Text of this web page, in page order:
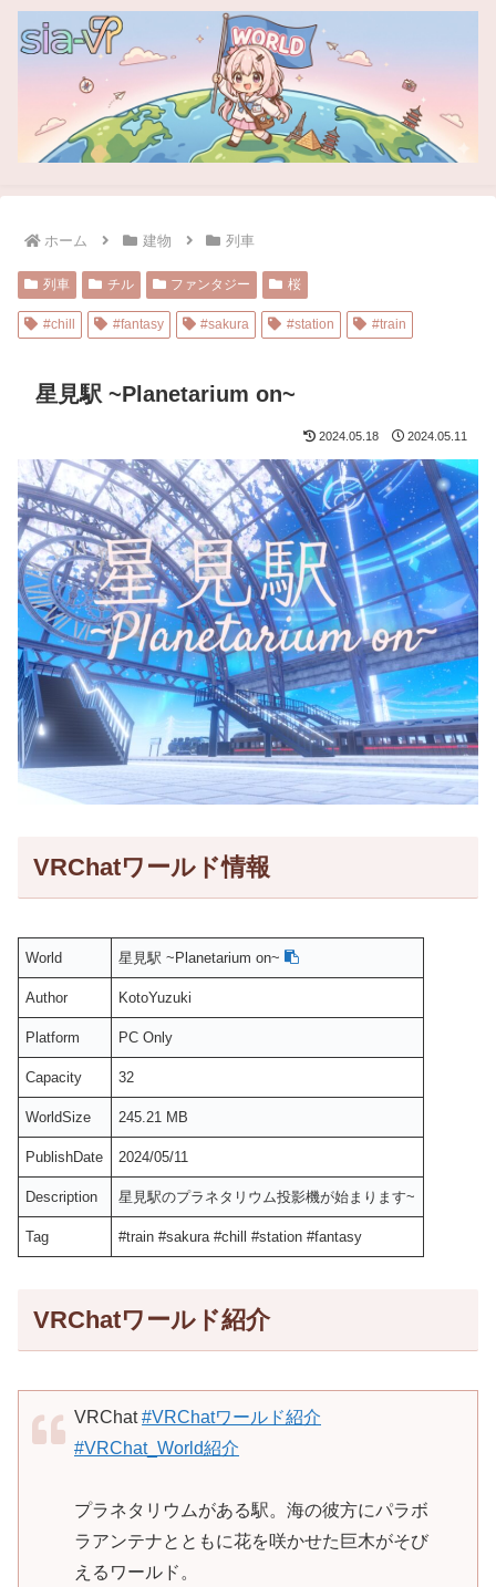
ホーム 建物 列車
列車 チル ファンタジー 桜
#chill #fantasy #sakura #station #train
星見駅 ~Planetarium on~
2024.05.18 2024.05.11
VRChatワールド情報
World 星見駅 ~Planetarium on~
Author KotoYuzuki
Platform PC Only
Capacity 32
WorldSize 245.21 MB
PublishDate 2024/05/11
Description 星見駅のプラネタリウム投影機が始まります~
Tag #train #sakura #chill #station #fantasy
VRChatワールド紹介
VRChat#VRChatワールド紹介
#VRChat_World紹介
プラネタリウムがある駅。海の彼方にパラボ
ラアンテナとともに花を咲かせた巨木がそび
えるワールド。